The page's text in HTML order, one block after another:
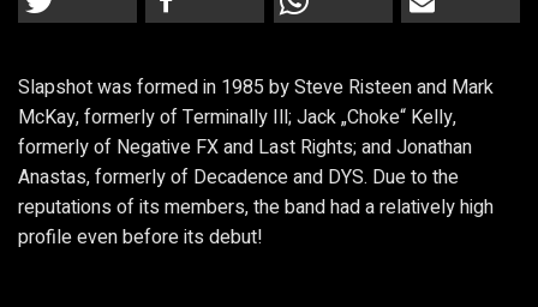
Slapshot was formed in 1985 by Steve Risteen and Mark
McKay, formerly of Terminally Ill; Jack „Choke“ Kelly,
formerly of Negative FX and Last Rights; and Jonathan
Anastas, formerly of Decadence and DYS. Due to the
reputations of its members, the band had a relatively high
profile even before its debut!